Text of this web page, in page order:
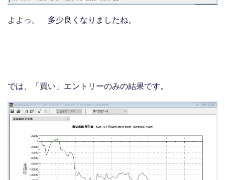
よよっ。 多少良くなりましたね。
では、「買い」エントリーのみの結果です。